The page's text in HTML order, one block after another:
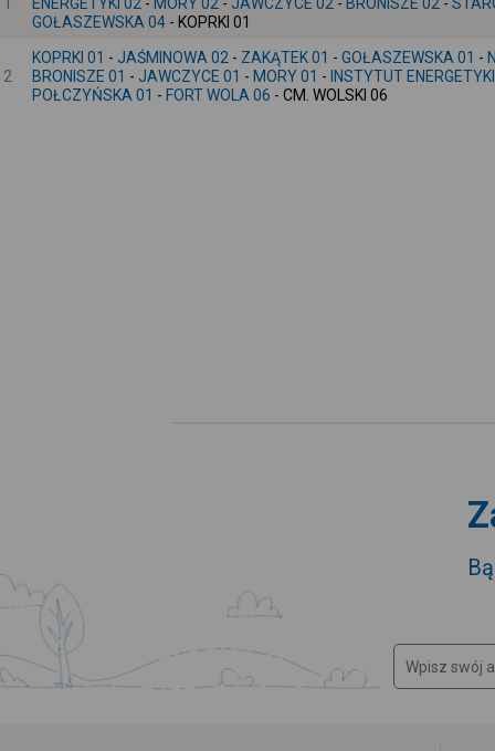
GOŁASZEWSKA 04 - KOPRKI 01
2
KOPRKI 01 - JAŚMINOWA 02 - ZAKĄTEK 01 - GOŁASZEWSKA 01 -
BRONISZE 01 - JAWCZYCE 01 - MORY 01 - INSTYTUT
POŁCZYŃSKA 01 - FORT WOLA 06 - CM. WOLSKI 06